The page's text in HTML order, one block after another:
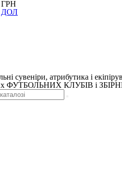
ГРН
ДОЛ
сувеніри, атрибутика і
ФУТБОЛЬНИХ КЛУБІВ і